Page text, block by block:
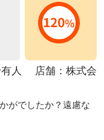
有人 店舗：株式会
がでしたか？遠慮な